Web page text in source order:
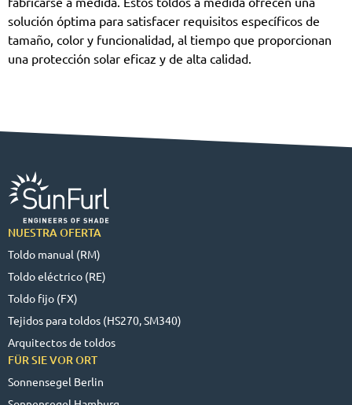
solución óptima para satisfacer requisitos específicos de
tamaño, color y funcionalidad, al tiempo que proporcionan
una protección solar eficaz y de alta calidad.
NUESTRA OFERTA
Toldo manual (RM)
Toldo eléctrico (RE)
Toldo fijo (FX)
Tejidos para toldos (HS270, SM340)
Arquitectos de toldos
FÜR SIE VOR ORT
Sonnensegel Berlin